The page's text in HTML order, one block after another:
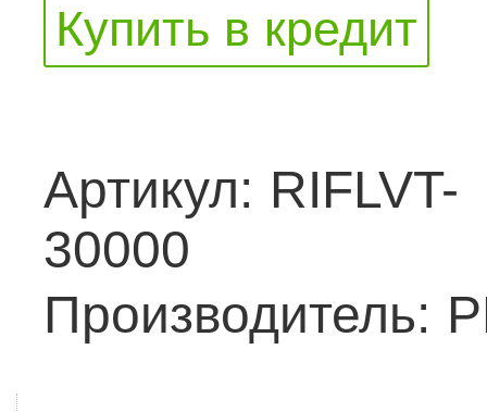
Купить в кредит
Артикул: RIFLVT-
30000
Производитель: